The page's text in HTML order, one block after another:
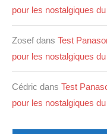
pour les nostalgiques
Zosef dans Test
pour les nostalgiques
Cédric dans Test
pour les nostalgiques